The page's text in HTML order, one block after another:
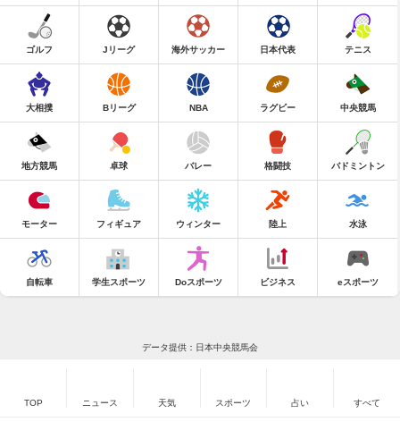
ゴルフ Jリーグ 海外サッカー 日本代表 テニス
大相撲 Bリーグ NBA ラグビー 中央競馬
地方競馬 卓球 バレー 格闘技 バドミントン
モーター フィギュア ウィンター 陸上 水泳
自転車 学生スポーツ Doスポーツ ビジネス eスポーツ
データ提供：日本中央競馬会
TOP ニュース 天気 スポーツ 占い すべて